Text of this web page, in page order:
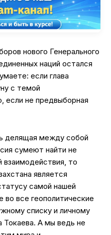
нового Генерального
наций остался
если глава
с темой
если не предвыборная
делящая между собой
сумеют найти не
взаимодействия, то
является
самой нашей
все геополитические
списку и личному
А мы ведь не